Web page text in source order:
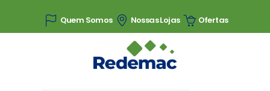
Quem Somos Nossas Lojas Ofertas